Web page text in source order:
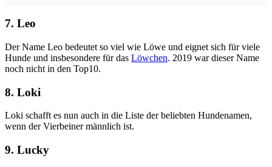
7. Leo
Der Name Leo bedeutet so viel wie Löwe und eignet sich für viele
Hunde und insbesondere für das Löwchen. 2019 war dieser Name
noch nicht in den Top10.
8. Loki
Loki schafft es nun auch in die Liste der beliebten Hundenamen,
wenn der Vierbeiner männlich ist.
9. Lucky